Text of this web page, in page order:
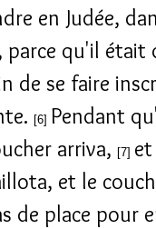
en Judée,
parce qu'il était
de se faire
[6] Pendant
arriva,
[7]
et le
de place pour